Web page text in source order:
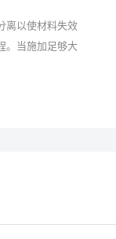
以使材料失效
。当施加足够大